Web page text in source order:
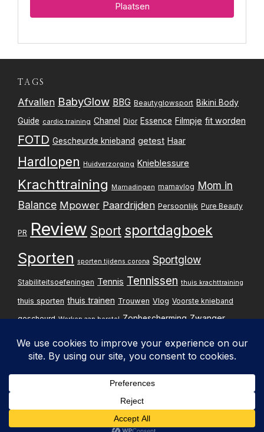
TAGS
Afvallen BabyGlow BBG Beautyglowsport Bikini Body
Guide cardio training Chanel Dior Essence Filmpje fit worden
FOTD Gescheurde knieband getest Haar
Hardlopen Huidverzorging Knieblessure
Krachttraining Mamadingen mamavlog Mom in
Balance Mpower Paardrijden Persoonlijk Pure Beauty
PR Review Sport sportdagboek
Sporten sporten tijdens corona Sportglow
Stabiliteitsoefeningen Tennis Tennissen thuis krachttraining
thuis sporten thuis trainen Trouwen Vlog Voorste knieband
gescheurd Werken aan herstel Zonbescherming Zwanger
d
Pxperfect